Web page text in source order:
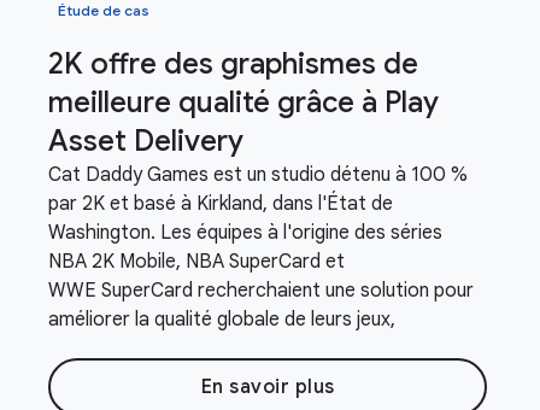
Étude de cas
2K offre des graphismes de
meilleure qualité grâce à Play
Asset Delivery
Cat Daddy Games est un studio détenu à 100 %
par 2K et basé à Kirkland, dans l'État de
Washington. Les équipes à l'origine des séries
NBA 2K Mobile, NBA SuperCard et
WWE SuperCard recherchaient une solution pour
améliorer la qualité globale de leurs jeux,
En savoir plus